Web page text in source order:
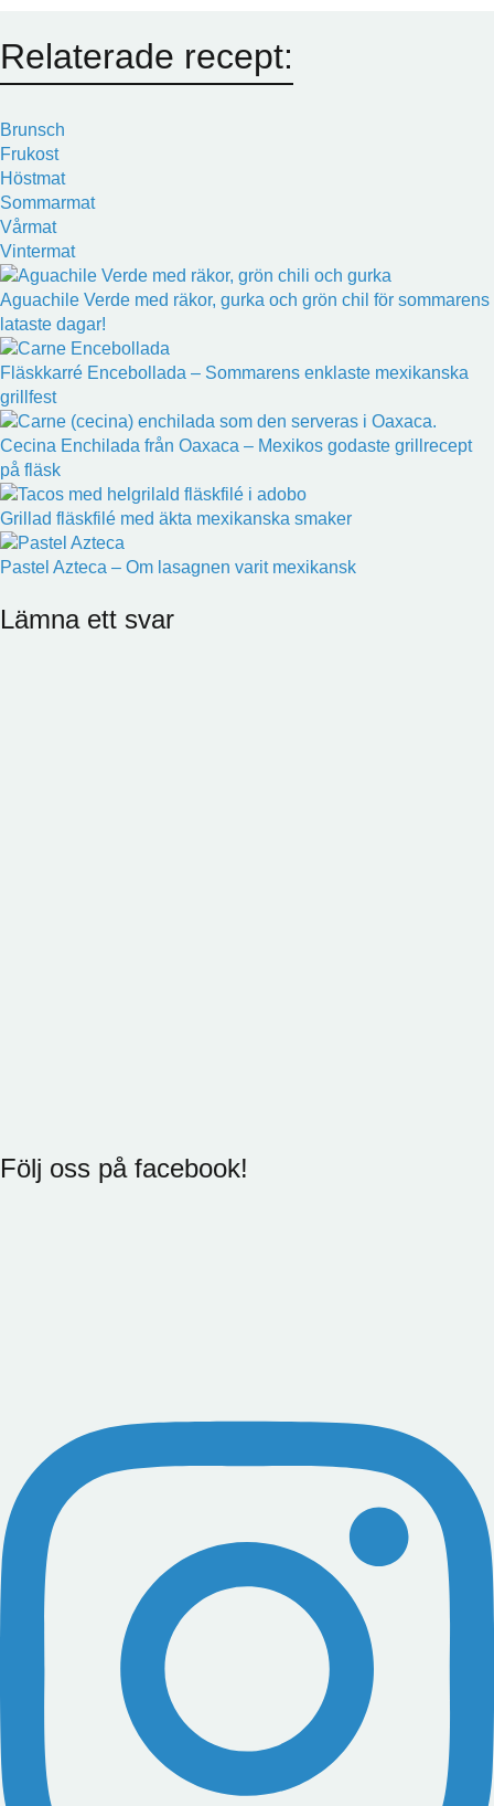
Relaterade recept:
Brunsch
Frukost
Höstmat
Sommarmat
Vårmat
Vintermat
Aguachile Verde med räkor, gurka och grön chil för sommarens
lataste dagar!
Fläskkarré Encebollada – Sommarens enklaste mexikanska
grillfest
Cecina Enchilada från Oaxaca – Mexikos godaste grillrecept
på fläsk
Grillad fläskfilé med äkta mexikanska smaker
Pastel Azteca – Om lasagnen varit mexikansk
Lämna ett svar
Följ oss på facebook!